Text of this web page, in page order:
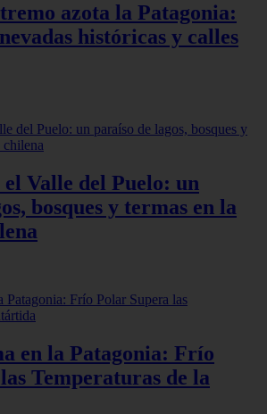
azota la Patagonia:
históricas y calles
Valle del Puelo: un
bosques y termas en la
en la Patagonia: Frío
Temperaturas de la